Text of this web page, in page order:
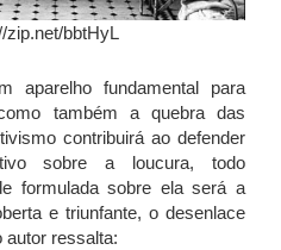
zip.net/bbtHyL
fundamental para
também a quebra das
contribuirá ao defender
sobre a loucura, todo
formulada sobre ela será a
e triunfante, o desenlace
autor ressalta: